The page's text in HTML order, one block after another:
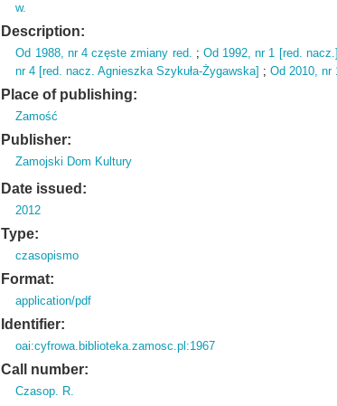
w.
Description:
Od 1988, nr 4 częste zmiany red. ; Od 1992, nr 1 [red. nacz.
nr 4 [red. nacz. Agnieszka Szykuła-Żygawska] ;Od 2010, nr
Place of publishing:
Zamość
Publisher:
Zamojski Dom Kultury
Date issued:
2012
Type:
czasopismo
Format:
application/pdf
Identifier:
oai:cyfrowa.biblioteka.zamosc.pl:1967
Call number:
Czasop. R.